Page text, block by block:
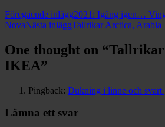
Inläggsnavigering
Föregående inlägg2021: Igång igen…
NovaNästa inläggTallrikar Arctica, Arabia
One thought on
IKEA”
Pingback: Dukning i linne och svart
Lämna ett svar